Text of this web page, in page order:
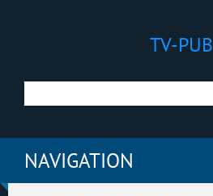
TV-PUB
NAVIGATION